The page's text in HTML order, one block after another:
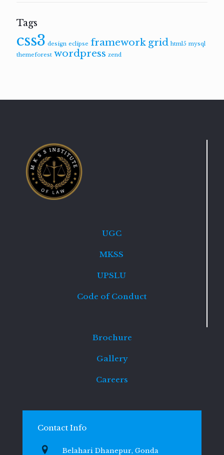
Tags
css3 design eclipse framework grid html5 mysql
themeforest wordpress zend
UGC
MKSS
UPSLU
Code of Conduct
Brochure
Gallery
Careers
Contact Info
Belahari Dhanepur, Gonda